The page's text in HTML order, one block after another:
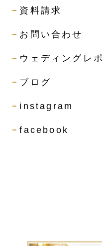
資料請求
お問い合わせ
ウェディングレ
ブログ
instagram
facebook